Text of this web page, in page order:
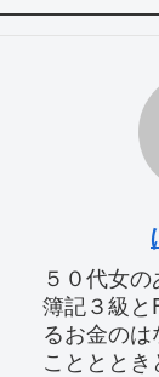
５０代女の
簿記３級
るお金の
ことととき